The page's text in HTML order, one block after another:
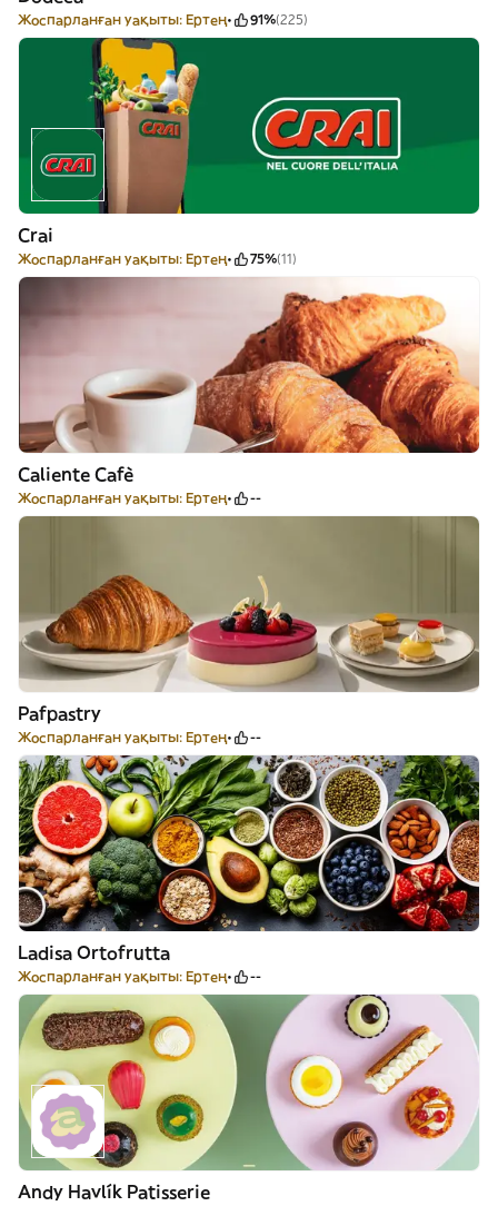
Жоспарланған уақыты: Ертең 91%(225)
Crai
Жоспарланған уақыты: Ертең 75%(11)
Caliente Cafè
Жоспарланған уақыты: Ертең --
Pafpastry
Жоспарланған уақыты: Ертең --
Ladisa Ortofrutta
Жоспарланған уақыты: Ертең --
Andy Havlík Patisserie